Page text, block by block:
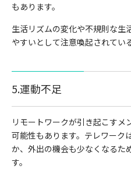
もあります。
生活リズムの変化や不規則な生
やすいとして注意喚起されてい
5.運動不足
リモートワークが引き起こすメ
可能性もあります。テレワーク
か、外出の機会も少なくなるた
す。